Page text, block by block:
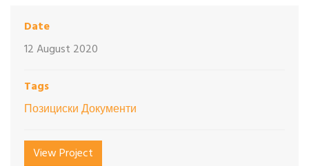
Date
12 August 2020
Tags
Позициски Документи
View Project